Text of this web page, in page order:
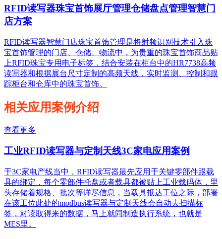
RFID读写器珠宝首饰展厅管理仓储盘点管理智慧门
店方案
RFID读写器智慧门店珠宝首饰管理是将射频识别技术引入珠
宝首饰管理的门店、仓储、物流中，为贵重的珠宝首饰商品贴
上RFID珠宝专用电子标签，结合安装在柜台中的HR7738高频
读写器和根据展台尺寸定制的高频天线，实时监测、控制和跟
踪柜台和仓库中的珠宝首饰。
相关应用案例介绍
查看更多
工业RFID读写器与定制天线3C家电应用案例
于3C家电产线当中，RFID读写器最先应用于关键零部件跟载
具的绑定，每个零部件托盘或者载具都被贴上工业载码体，里
头存储着规格、批次等详尽信息，当载具抵达工位之际，部署
在该工位此处的modbus读写器与定制天线会自动去扫描标
签，对读取得来的数据，马上就同制造执行系统，也就是
MES里。